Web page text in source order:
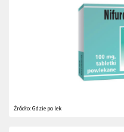
Źródło:Gdzie po lek